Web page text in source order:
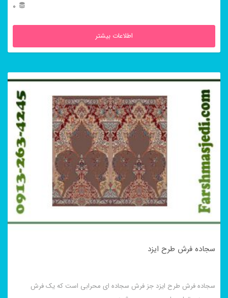
0
اطلاعات بیشتر
سجاده فرش طرح ایزد
سجاده فرش طرح ایزد جز فرش سجاده ای محرابی است که یک فرش